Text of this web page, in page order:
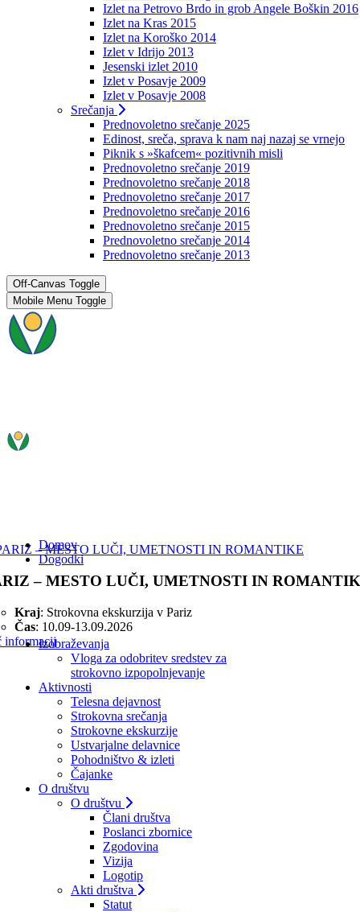
Izlet na Petrovo Brdo in grob Angele Boškin 2016
Izlet na Kras 2015
Izlet na Koroško 2014
Izlet v Idrijo 2013
Jesenski izlet 2010
Izlet v Posavje 2009
Izlet v Posavje 2008
Srečanja
Prednovoletno srečanje 2025
Edinost, sreča, sprava k nam naj nazaj se vrnejo
Piknik s »škafcem« pozitivnih misli
Prednovoletno srečanje 2019
Prednovoletno srečanje 2018
Prednovoletno srečanje 2017
Prednovoletno srečanje 2016
Prednovoletno srečanje 2015
Prednovoletno srečanje 2014
Prednovoletno srečanje 2013
Off-Canvas Toggle
Mobile Menu Toggle
Domov
Dogodki
– MESTO LUČI, UMETNOSTI IN
Kraj: Strokovna ekskurzija v Pariz
Čas: 10.09-13.09.2026
informacijIzobraževanja
Vloga za odobritev sredstev za
strokovno izpopolnjevanje
Aktivnosti
Telesna dejavnost
Strokovna srečanja
Strokovne ekskurzije
Ustvarjalne delavnice
Pohodništvo & izleti
Čajanke
O društvu
O društvu
Člani društva
Poslanci zbornice
Zgodovina
Vizija
Logotip
Akti društva
Statut